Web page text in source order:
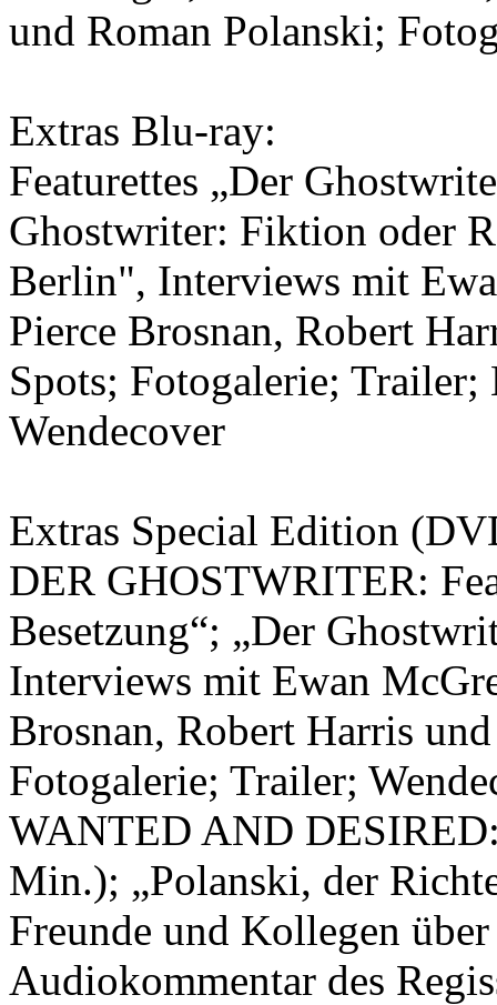
und Roman Polanski;
Extras Blu-ray:
Featurettes „Der
Ghostwriter: Fiktion oder
Berlin", Interviews mit
Pierce Brosnan, Robert
Spots; Fotogalerie; Trailer;
Wendecover
Extras Special Edition
DER GHOSTWRITER:
Besetzung“; „Der
Interviews mit Ewan
Brosnan, Robert Harris
Fotogalerie; Trailer;
WANTED AND
Min.); „Polanski, der
Freunde und Kollegen
Audiokommentar des